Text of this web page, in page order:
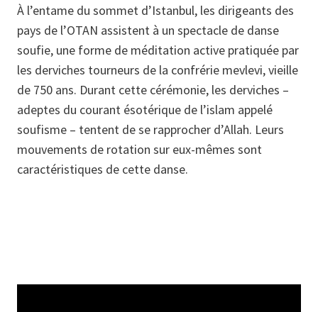
À l’entame du sommet d’Istanbul, les dirigeants des
pays de l’OTAN assistent à un spectacle de danse
soufie, une forme de méditation active pratiquée par
les derviches tourneurs de la confrérie mevlevi, vieille
de 750 ans. Durant cette cérémonie, les derviches –
adeptes du courant ésotérique de l’islam appelé
soufisme – tentent de se rapprocher d’Allah. Leurs
mouvements de rotation sur eux-mêmes sont
caractéristiques de cette danse.